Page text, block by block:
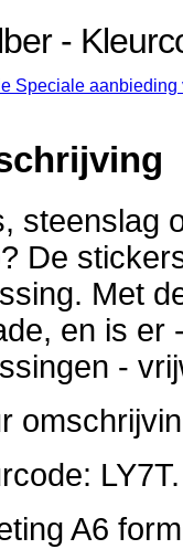
-
Speciale
steenslag
De
Met
en is er
-
LY7T.
A6